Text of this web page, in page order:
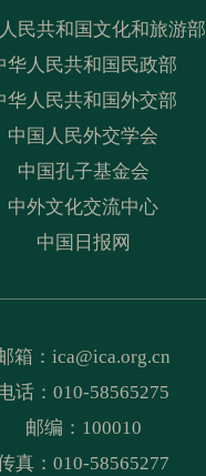
民共和国文化和旅游部
华人民共和国民政部
华人民共和国外交部
中国人民外交学会
中国孔子基金会
中外文化交流中心
中国日报网
箱： ica@ica.org.cn
话：010-58565275
邮编：100010
真：010-58565277